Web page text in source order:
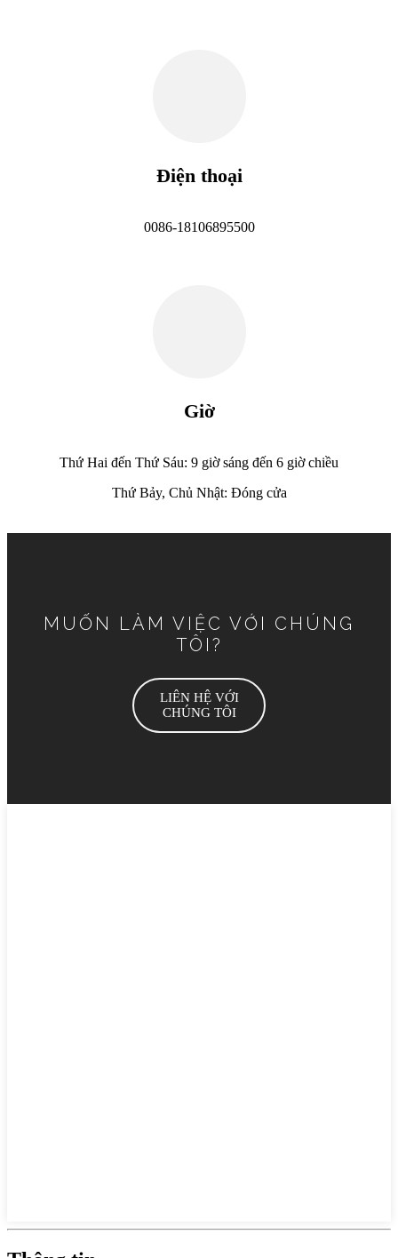
Điện thoại
0086-18106895500
Giờ
Thứ Hai đến Thứ Sáu: 9 giờ sáng đến 6 giờ chiều
Thứ Bảy, Chủ Nhật: Đóng cửa
MUỐN LÀM VIỆC VỚI CHÚNG
TÔI?
LIÊN HỆ VỚI
CHÚNG TÔI